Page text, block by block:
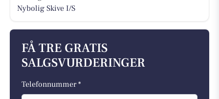
Nybolig Skive I/S
FÅ TRE GRATIS
SALGSVURDERINGER
Telefonnummer *